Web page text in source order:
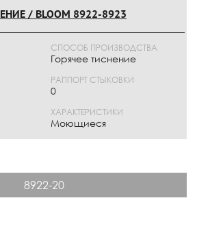
/ BLOOM 8922-8923
СПОСОБ ПРОИЗВОДСТВА
Горячее тиснение
РАППОРТ СТЫКОВКИ
0
ХАРАКТЕРИСТИКИ
Моющиеся
8922-20